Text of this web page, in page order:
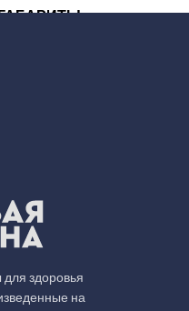
11 × 4 × 4 см
02202002001000000
здоровья
на